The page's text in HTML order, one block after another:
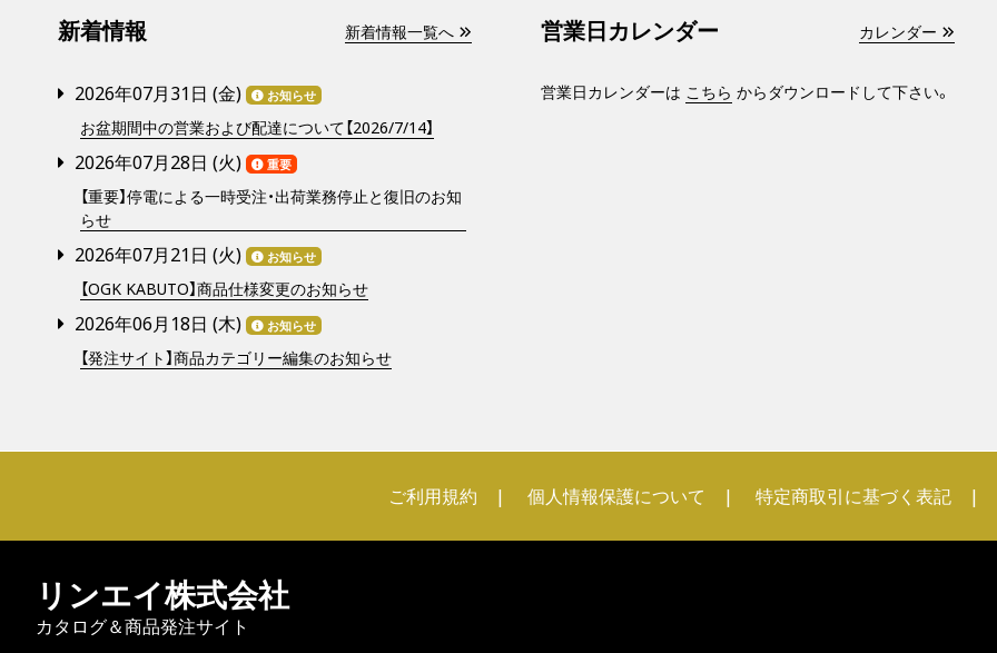
新着情報 新着情報一覧へ
2026年07月31日 (金) お知らせ
お盆期間中の営業および配達について【2026/7/14】
2026年07月28日 (火) 重要
【重要】停電による一時受注・出荷業務停止と復旧のお知
らせ
2026年07月21日 (火) お知らせ
【OGK KABUTO】商品仕様変更のお知らせ
2026年06月18日 (木) お知らせ
【発注サイト】商品カテゴリー編集のお知らせ
営業日カレンダー カレンダー
営業日カレンダーは こちら からダウンロードして下さい。
ご利用規約 個人情報保護について 特定商取引に基づく表記
リンエイ株式会社
カタログ＆商品発注サイト